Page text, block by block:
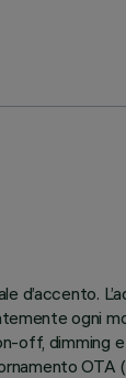
d’accento.
ogni
off, dimming
OTA